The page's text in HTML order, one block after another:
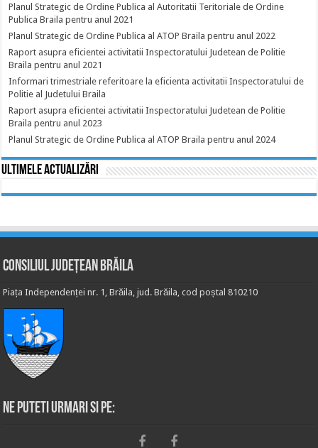
Planul Strategic de Ordine Publica al Autoritatii Teritoriale de Ordine
Publica Braila pentru anul 2021
Planul Strategic de Ordine Publica al ATOP Braila pentru anul 2022
Raport asupra eficientei activitatii Inspectoratului Judetean de Politie
Braila pentru anul 2021
Informari trimestriale referitoare la eficienta activitatii Inspectoratului de
Politie al Judetului Braila
Raport asupra eficientei activitatii Inspectoratului Judetean de Politie
Braila pentru anul 2023
Planul Strategic de Ordine Publica al ATOP Braila pentru anul 2024
Ultimele actualizări
Consiliul Județean Brăila
Piața Independenței nr. 1, Brăila, jud. Brăila, cod poștal 810210
Ne puteti urmari si pe: